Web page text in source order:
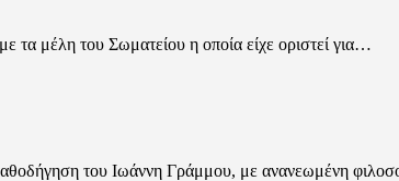
τα μέλη του Σωματείου η οποία είχε οριστεί για…
του Ιωάννη Γράμμου, με ανανεωμένη